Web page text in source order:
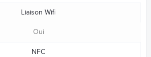
Liaison Wifi
Oui
NFC